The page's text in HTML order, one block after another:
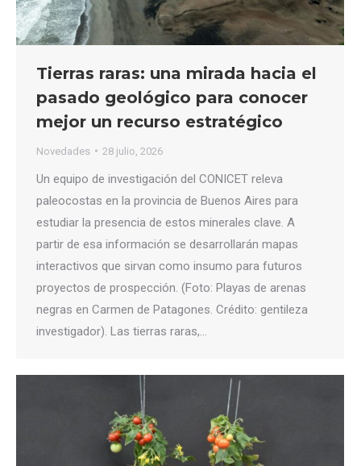
Tierras raras: una mirada hacia el
pasado geológico para conocer
mejor un recurso estratégico
Novedades 28 julio, 2026
Un equipo de investigación del CONICET releva
paleocostas en la provincia de Buenos Aires para
estudiar la presencia de estos minerales clave. A
partir de esa información se desarrollarán mapas
interactivos que sirvan como insumo para futuros
proyectos de prospección. (Foto: Playas de arenas
negras en Carmen de Patagones. Crédito: gentileza
investigador). Las tierras raras,…